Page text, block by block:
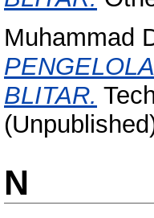
Muhammad
BLITAR.
N